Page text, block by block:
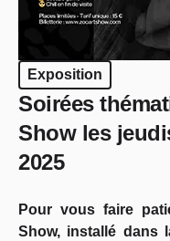
Exposition
Soirées
Show les
2025
Pour vous faire
Show, installé dans